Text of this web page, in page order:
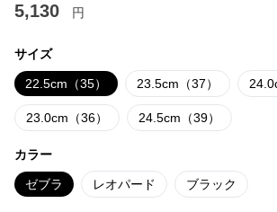
5,130 円
サイズ
22.5cm（35） 23.5cm（37）
23.0cm（36） 24.5cm（39）
カラー
ゼブラ レオパード ブラック